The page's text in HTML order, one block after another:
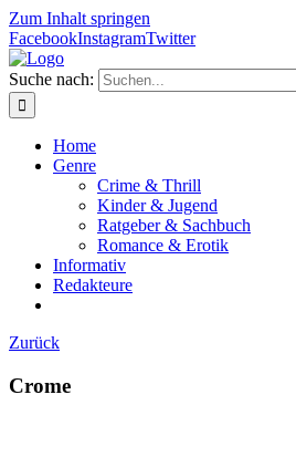
Zum Inhalt springen
FacebookInstagramTwitter
Suche nach:
Home
Genre
Crime & Thrill
Kinder & Jugend
Ratgeber & Sachbuch
Romance & Erotik
Informativ
Redakteure
Zurück
Crome